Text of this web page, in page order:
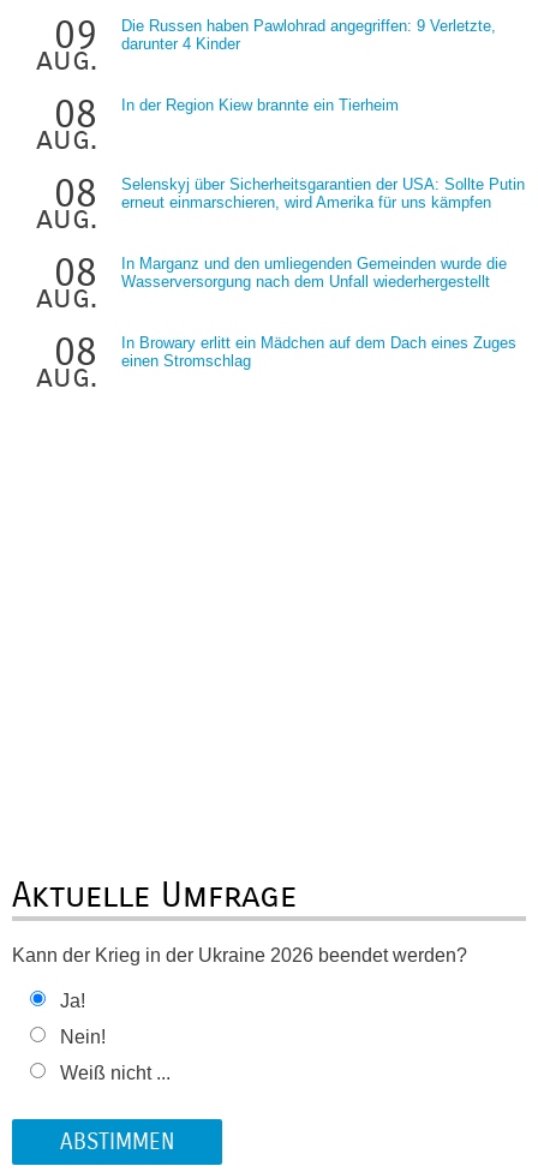
09
aug.
Die Russen haben Pawlohrad angegriffen: 9 Verletzte,
darunter 4 Kinder
08
aug.
In der Region Kiew brannte ein Tierheim
08
aug.
Selenskyj über Sicherheitsgarantien der USA: Sollte Putin
erneut einmarschieren, wird Amerika für uns kämpfen
08
aug.
In Marganz und den umliegenden Gemeinden wurde die
Wasserversorgung nach dem Unfall wiederhergestellt
08
aug.
In Browary erlitt ein Mädchen auf dem Dach eines Zuges
einen Stromschlag
Aktuelle Umfrage
Kann der Krieg in der Ukraine 2026 beendet werden?
Ja!
Nein!
Weiß nicht ...